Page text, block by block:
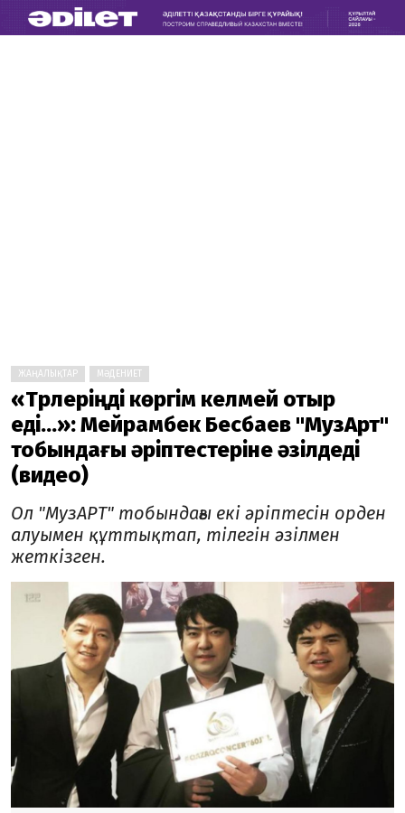
ЖАҢАЛЫҚТАР МӘДЕНИЕТ
«Түрлеріңді көргім келмей отыр
еді...»: Мейрамбек Бесбаев "МузАрт"
тобындағы әріптестеріне әзілдеді
(видео)
Ол "МузАРТ" тобындағы екі әріптесін орден
алуымен құттықтап, тілегін әзілмен
жеткізген.